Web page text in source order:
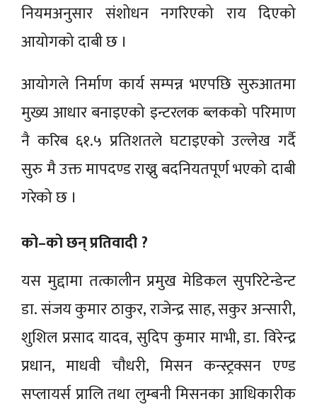
नियमअनुसार संशोधन नगरिएको राय दिएको
आयोगको दाबी छ ।
आयोगले निर्माण कार्य सम्पन्न भएपछि सुरुआतमा
मुख्य आधार बनाइएको इन्टरलक ब्लकको परिमाण
नै करिब ६१.५ प्रतिशतले घटाइएको उल्लेख गर्दै
सुरु मै उक्त मापदण्ड राख्नु बदनियतपूर्ण भएको दाबी
गरेको छ ।
को–को छन् प्रतिवादी ?
यस मुद्दामा तत्कालीन प्रमुख मेडिकल सुपरिटेन्डेन्ट
डा. संजय कुमार ठाकुर, राजेन्द्र साह, सकुर अन्सारी,
शुशिल प्रसाद यादव, सुदिप कुमार माभी, डा. विरेन्द्र
प्रधान, माधवी चाैधरी, मिसन कन्स्ट्रक्सन एण्ड
सप्लायर्स प्रालि तथा लुम्बनी मिसनका आधिकारीक